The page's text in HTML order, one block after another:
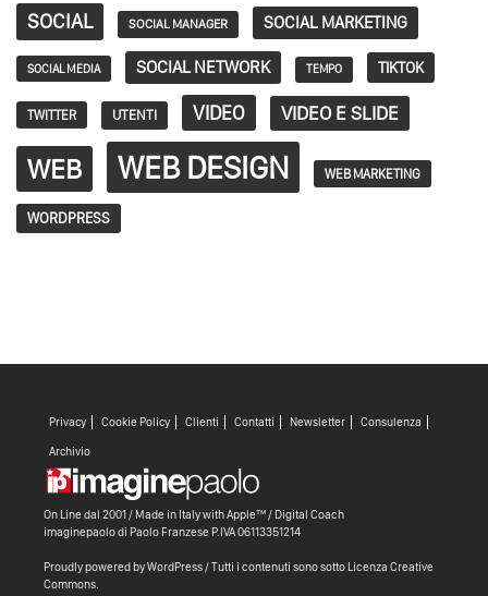
SOCIAL SOCIAL MANAGER SOCIAL MARKETING
SOCIAL MEDIA SOCIAL NETWORK TEMPO TIKTOK
TWITTER UTENTI VIDEO VIDEO E SLIDE
WEB WEB DESIGN WEB MARKETING
WORDPRESS
Privacy Cookie Policy Clienti Contatti Newsletter Consulenza
Archivio
On Line dal 2001 / Made in Italy withApple™ / Digital Coach
imaginepaolo di Paolo Franzese P.IVA 06113351214
Proudly powered by WordPress / Tutti i contenuti sono sotto Licenza Creative
Commons